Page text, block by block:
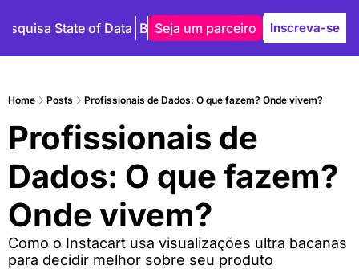
State of Data Blog Autores
Seja um parceiro Inscreva-se
Home Posts Profissionais de Dados: O que fazem? Onde vivem?
Profissionais de
Dados: O que fazem?
Onde vivem?
Como o Instacart usa visualizações ultra bacanas
para decidir melhor sobre seu produto